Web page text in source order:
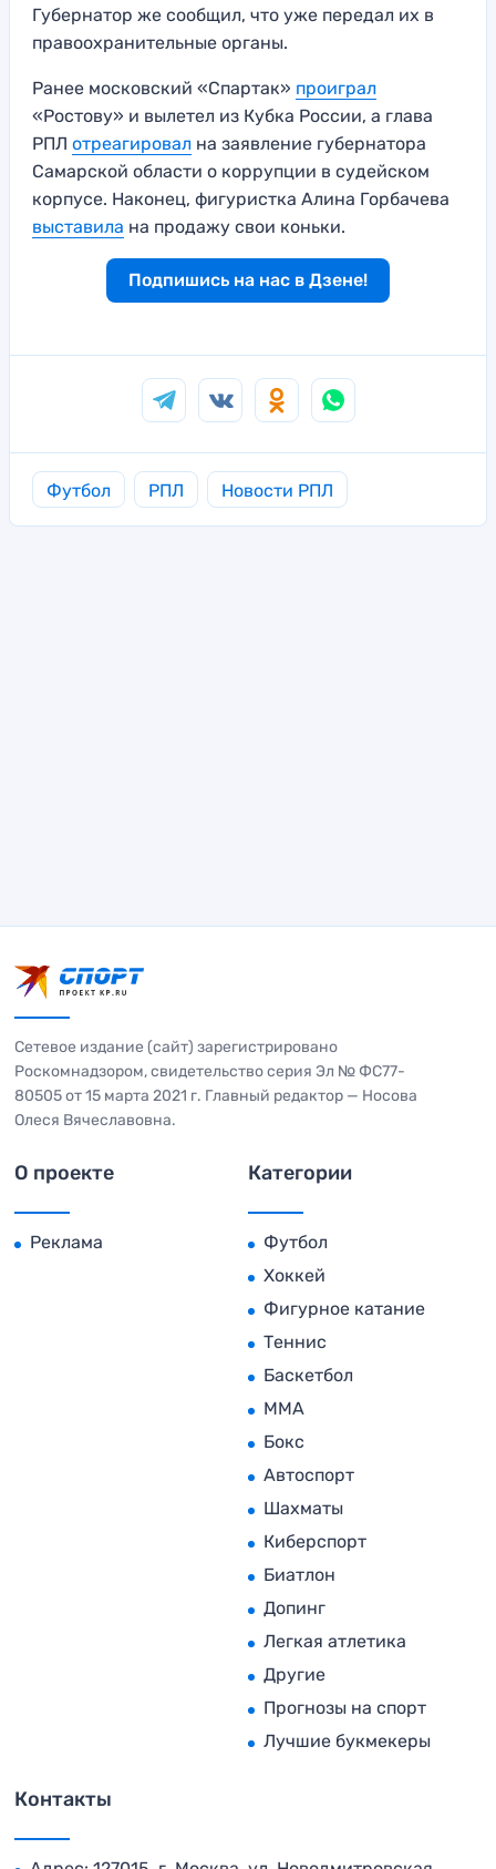
Губернатор же сообщил, что уже передал их в
правоохранительные органы.
Ранее московский «Спартак» проиграл
«Ростову» и вылетел из Кубка России, а глава
РПЛ отреагировал на заявление губернатора
Самарской области о коррупции в судейском
корпусе. Наконец, фигуристка Алина Горбачева
выставила на продажу свои коньки.
Подпишись на нас в Дзене!
Футбол РПЛ Новости РПЛ
Сетевое издание (сайт) зарегистрировано
Роскомнадзором, свидетельство серия Эл № ФС77-
80505 от 15 марта 2021 г. Главный редактор — Носова
Олеся Вячеславовна.
О проекте
Реклама
Категории
Футбол
Хоккей
Фигурное катание
Теннис
Баскетбол
MMA
Бокс
Автоспорт
Шахматы
Киберспорт
Биатлон
Допинг
Легкая атлетика
Другие
Прогнозы на спорт
Лучшие букмекеры
Контакты